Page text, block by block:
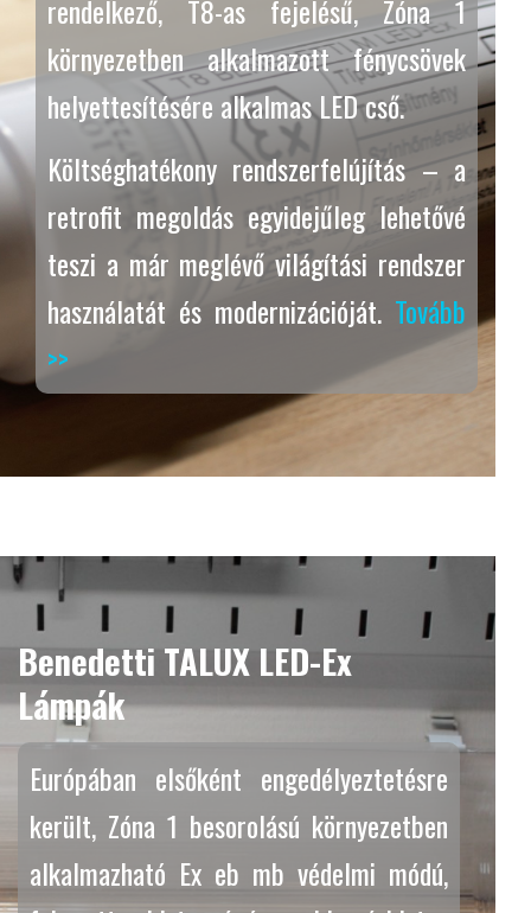
rendelkező, T8-as fejelésű, Zóna 1
környezetben alkalmazott fénycsövek
helyettesítésére alkalmas LED cső.
Költséghatékony rendszerfelújítás – a
retrofit megoldás egyidejűleg lehetővé
teszi a már meglévő világítási rendszer
használatát és modernizációját. Tovább
>>
Benedetti TALUX LED-Ex
Lámpák
Európában elsőként engedélyeztetésre
került, Zóna 1 besorolású környezetben
alkalmazható Ex eb mb védelmi módú,